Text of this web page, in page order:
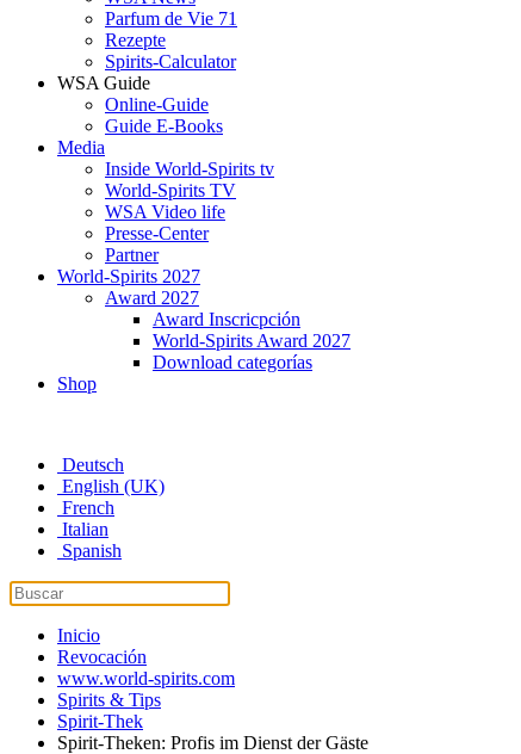
Parfum de Vie 71
Rezepte
Spirits-Calculator
WSA Guide
Online-Guide
Guide E-Books
Media
Inside World-Spirits tv
World-Spirits TV
WSA Video life
Presse-Center
Partner
World-Spirits 2027
Award 2027
Award Inscricpción
World-Spirits Award 2027
Download categorías
Shop
Deutsch
English (UK)
French
Italian
Spanish
Inicio
Revocación
www.world-spirits.com
Spirits & Tips
Spirit-Thek
Spirit-Theken: Profis im Dienst der Gäste